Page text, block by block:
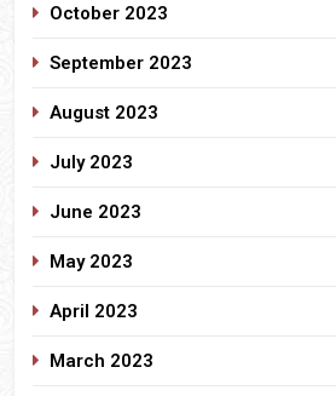
October 2023
September 2023
August 2023
July 2023
June 2023
May 2023
April 2023
March 2023